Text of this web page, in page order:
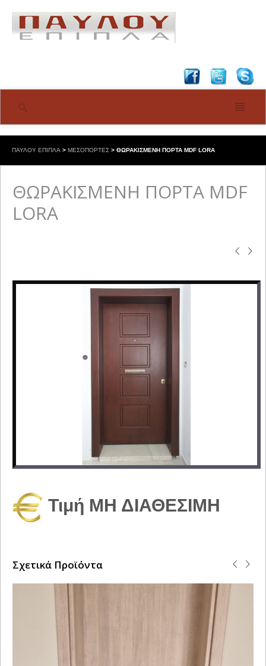
ΠΑΥΛΟΥ ΕΠΙΠΛΑ > ΜΕΣΟΠΟΡΤΕΣ > ΘΩΡΑΚΙΣΜΕΝΗ ΠΟΡΤΑ MDF LORA
ΘΩΡΑΚΙΣΜΕΝΗ ΠΟΡΤΑ MDF
LORA
Τιμή ΜΗ ΔΙΑΘΕΣΙΜΗ
Σχετικά Προϊόντα